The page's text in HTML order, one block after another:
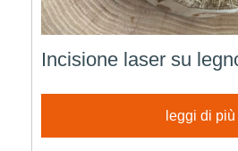
Incisione laser su
leggi di più